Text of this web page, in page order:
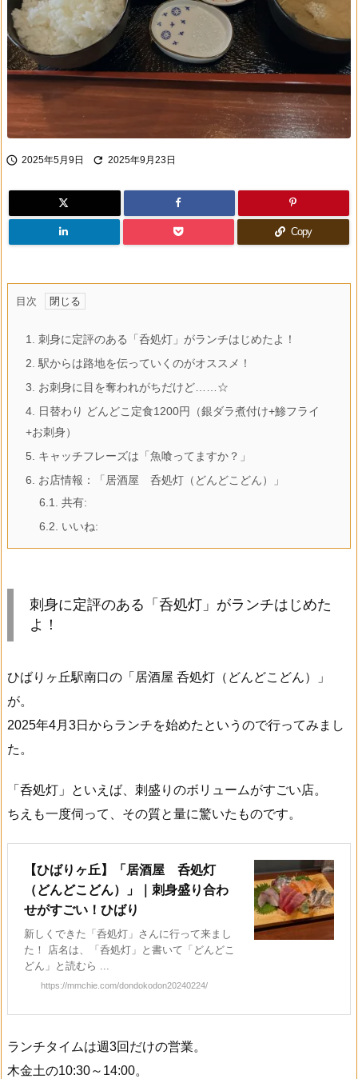
 2025年5月9日  2025年9月23日
Copy
目次
1.
刺身に定評のある「呑処灯」がランチはじめたよ！
2. 駅からは路地を伝っていくのがオススメ！
3.
お刺身に目を奪われがちだけど……☆
4.
日替わり どんどこ定食1200円（銀ダラ煮付け+鯵フライ
+お刺身）
5.
キャッチフレーズは「魚喰ってますか？」
6.
お店情報：「居酒屋 呑処灯（どんどこどん）」
6.1.
共有:
6.2.
いいね:
刺身に定評のある「呑処灯」がランチはじめた
よ！
ひばりヶ丘駅南口の「居酒屋 呑処灯（どんどこどん）」
が。
2025年4月3日からランチを始めたというので行ってみまし
た。
「呑処灯」といえば、刺盛りのボリュームがすごい店。
ちえも一度伺って、その質と量に驚いたものです。
【ひばりヶ丘】「居酒屋 呑処灯
（どんどこどん）」｜刺身盛り合わ
せがすごい！ひばり
新しくできた「呑処灯」さんに行って来まし
た！ 店名は、「呑処灯」と書いて「どんどこ
どん」と読むら ...
https://mmchie.com/dondokodon20240224/
ランチタイムは週3回だけの営業。
木金土の10:30～14:00。